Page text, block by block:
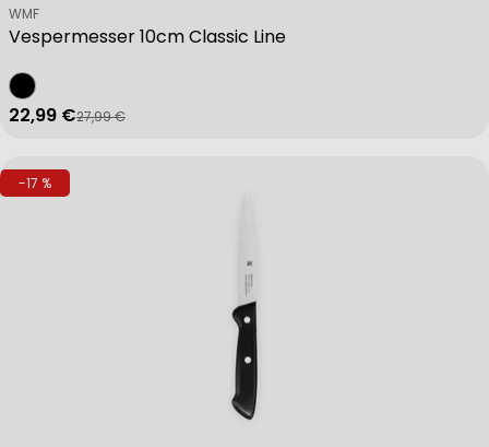
Vespermesser 10cm Classic Line
Verkäufer:
WMF
Verkaufspreis
22,99 €
Regulärer Preis
27,99 €
-17 %